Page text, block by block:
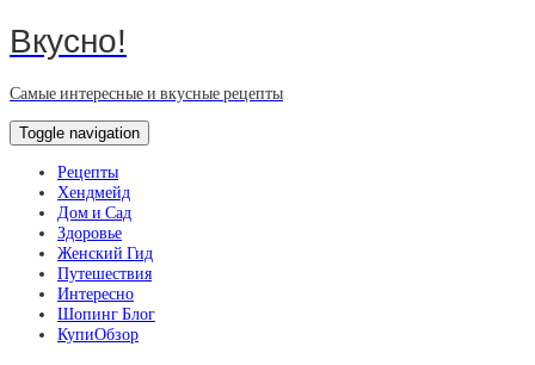
Вкусно!
Самые интересные и вкусные рецепты
Toggle navigation
Рецепты
Хендмейд
Дом и Сад
Здоровье
Женский Гид
Путешествия
Интересно
Шопинг Блог
КупиОбзор